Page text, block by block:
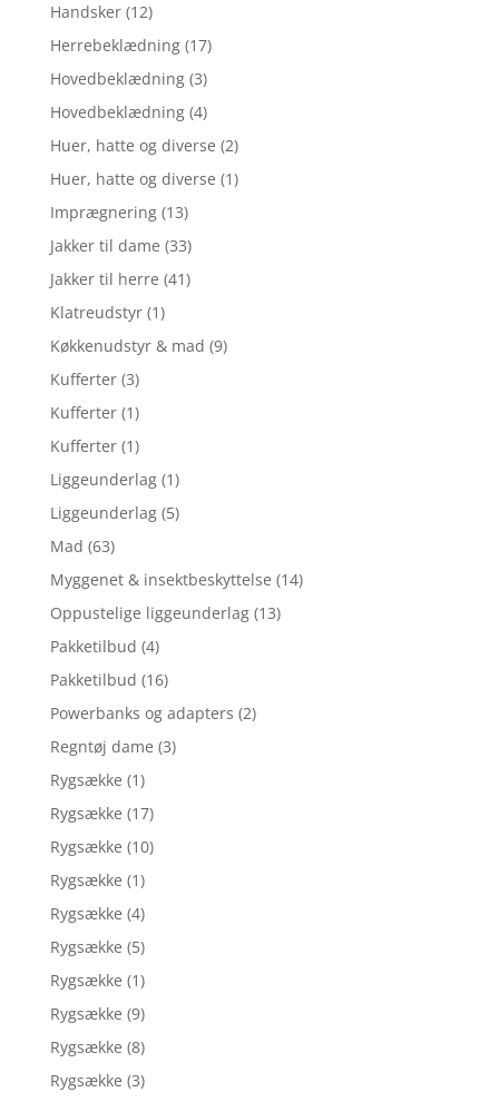
Handsker (12)
Herrebeklædning (17)
Hovedbeklædning (3)
Hovedbeklædning (4)
Huer, hatte og diverse (2)
Huer, hatte og diverse (1)
Imprægnering (13)
Jakker til dame (33)
Jakker til herre (41)
Klatreudstyr (1)
Køkkenudstyr & mad (9)
Kufferter (3)
Kufferter (1)
Kufferter (1)
Liggeunderlag (1)
Liggeunderlag (5)
Mad (63)
Myggenet & insektbeskyttelse (14)
Oppustelige liggeunderlag (13)
Pakketilbud (4)
Pakketilbud (16)
Powerbanks og adapters (2)
Regntøj dame (3)
Rygsække (1)
Rygsække (17)
Rygsække (10)
Rygsække (1)
Rygsække (4)
Rygsække (5)
Rygsække (1)
Rygsække (9)
Rygsække (8)
Rygsække (3)